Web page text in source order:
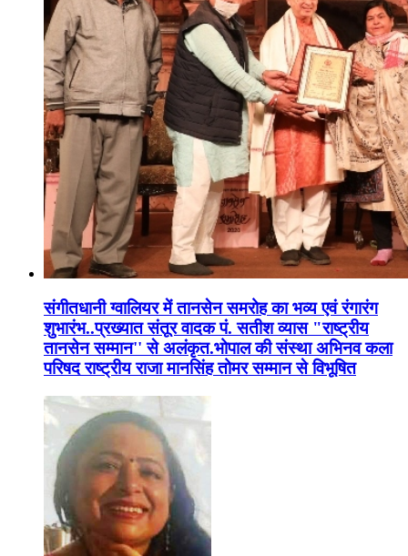
संगीतधानी ग्वालियर में तानसेन समरोह का भव्य एवं रंगारंग
शुभारंभ..प्रख्यात संतूर वादक पं. सतीश व्यास "राष्ट्रीय
तानसेन सम्मान'' से अलंकृत.भोपाल की संस्था अभिनव कला
परिषद राष्ट्रीय राजा मानसिंह तोमर सम्मान से विभूषित